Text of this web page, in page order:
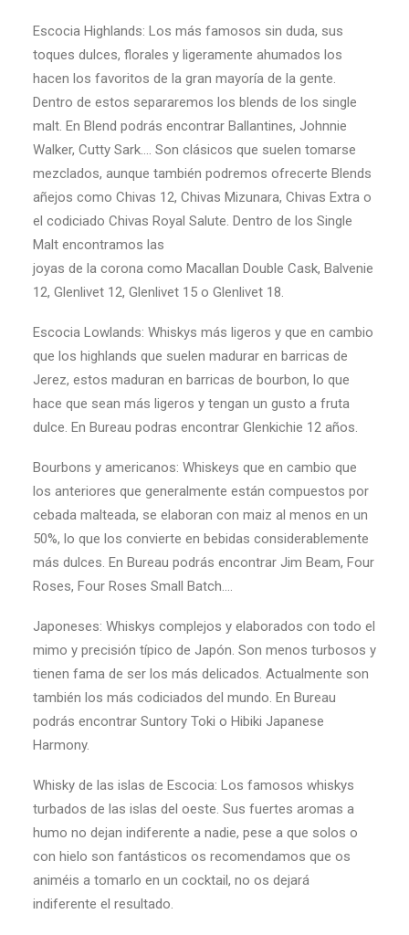
Escocia Highlands: Los más famosos sin duda, sus
toques dulces, florales y ligeramente ahumados los
hacen los favoritos de la gran mayoría de la gente.
Dentro de estos separaremos los blends de los single
malt. En Blend podrás encontrar Ballantines, Johnnie
Walker, Cutty Sark…. Son clásicos que suelen tomarse
mezclados, aunque también podremos ofrecerte Blends
añejos como Chivas 12, Chivas Mizunara, Chivas Extra o
el codiciado Chivas Royal Salute. Dentro de los Single
Malt encontramos las
joyas de la corona como Macallan Double Cask, Balvenie
12, Glenlivet 12, Glenlivet 15 o Glenlivet 18.
Escocia Lowlands: Whiskys más ligeros y que en cambio
que los highlands que suelen madurar en barricas de
Jerez, estos maduran en barricas de bourbon, lo que
hace que sean más ligeros y tengan un gusto a fruta
dulce. En Bureau podras encontrar Glenkichie 12 años.
Bourbons y americanos: Whiskeys que en cambio que
los anteriores que generalmente están compuestos por
cebada malteada, se elaboran con maiz al menos en un
50%, lo que los convierte en bebidas considerablemente
más dulces. En Bureau podrás encontrar Jim Beam, Four
Roses, Four Roses Small Batch….
Japoneses: Whiskys complejos y elaborados con todo el
mimo y precisión típico de Japón. Son menos turbosos y
tienen fama de ser los más delicados. Actualmente son
también los más codiciados del mundo. En Bureau
podrás encontrar Suntory Toki o Hibiki Japanese
Harmony.
Whisky de las islas de Escocia: Los famosos whiskys
turbados de las islas del oeste. Sus fuertes aromas a
humo no dejan indiferente a nadie, pese a que solos o
con hielo son fantásticos os recomendamos que os
animéis a tomarlo en un cocktail, no os dejará
indiferente el resultado.